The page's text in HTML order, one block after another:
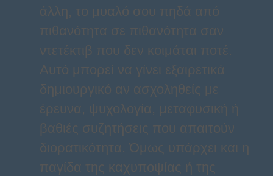
άλλη, το μυαλό σου πηδά από
πιθανότητα σε πιθανότητα σαν
ντετέκτιβ που δεν κοιμάται ποτέ.
Αυτό μπορεί να γίνει εξαιρετικά
δημιουργικό αν ασχοληθείς με
έρευνα, ψυχολογία, μεταφυσική ή
βαθιές συζητήσεις που απαιτούν
διορατικότητα. Όμως υπάρχει και η
παγίδα της καχυποψίας ή της